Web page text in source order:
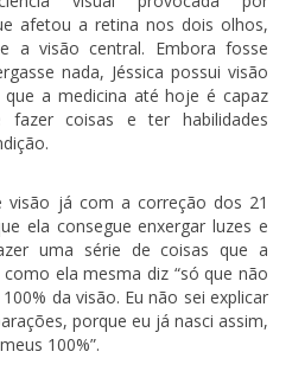
afetou a retina nos dois olhos,
a visão central. Embora fosse
nada, Jéssica possui visão
a medicina até hoje é capaz
fazer coisas e ter habilidades
já com a correção dos 21
ela consegue enxergar luzes e
uma série de coisas que a
ela mesma diz “só que não
da visão. Eu não sei explicar
porque eu já nasci assim,
100%”.